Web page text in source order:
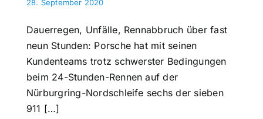
28. September 2020
Dauerregen, Unfälle, Rennabbruch über fast
neun Stunden: Porsche hat mit seinen
Kundenteams trotz schwerster Bedingungen
beim 24-Stunden-Rennen auf der
Nürburgring-Nordschleife sechs der sieben
911 […]